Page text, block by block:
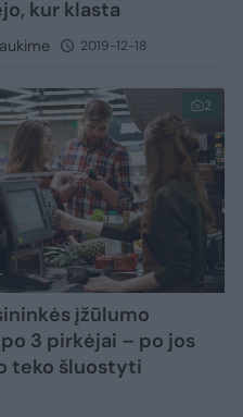
kur klasta
2019-12-18
2
įžūlumo
3 pirkėjai – po jos
teko šluostyti